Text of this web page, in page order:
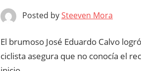
Posted bySteeven Mora
El brumoso José Eduardo Calvo
ciclista asegura que no conocía el